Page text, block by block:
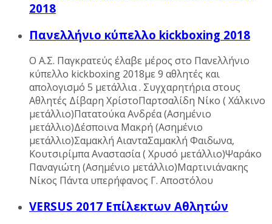
2018
Πανελλήνιο κύπελλο kickboxing 2018
Ο Α.Σ. Παγκρατεύς έλαβε μέρος στο Πανελλήνιο
κύπελλο kickboxing 2018με 9 αθλητές και
απολογισμό 5 μετάλλια . Συγχαρητήρια στους
Αθλητές Δίβαρη ΧρίστοΠαρτσαλίδη Νίκο ( Χάλκινο
μετάλλιο)Πατατούκα Ανδρέα (Ασημένιο
μετάλλιο)Δέσποινα Μακρή (Ασημένιο
μετάλλιο)Σαμακλή ΑιανταΣαμακλή Φαιδωνα,
Κουτσιρίμπα Αναστασία ( Χρυσό μετάλλιο)Ψαράκο
Παναγιώτη (Ασημένιο μετάλλιο)Μαρτινιάνακης
Νίκος Πάντα υπερήφανος Γ. Αποστόλου
VERSUS 2017 Επίλεκτων Αθλητών